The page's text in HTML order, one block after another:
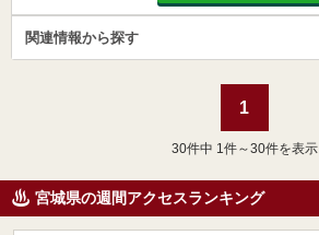
関連情報から探す
1
30件中 1件～30件を表示
宮城県の週間アクセスランキング